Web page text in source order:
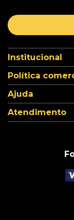
Institucional
Política
Ajuda
Atendimento